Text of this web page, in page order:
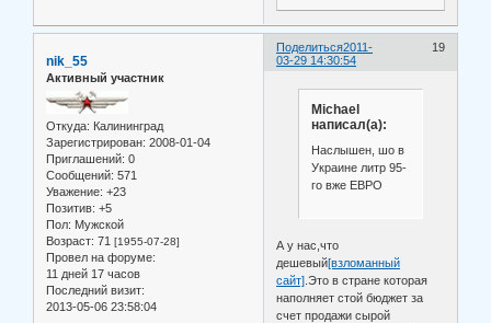
Поделиться 19
2011-
03-29 14:30:54
nik_55
Активный участник
Откуда: Калининград
Зарегистрирован: 2008-01-04
Приглашений: 0
Сообщений: 571
Уважение: +23
Позитив: +5
Пол: Мужской
Возраст: 71 [1955-07-28]
Провел на форуме:
11 дней 17 часов
Последний визит:
2013-05-06 23:58:04
Michael
написал(а):
Наслышен, шо в
Украине литр 95-
го вже ЕВРО
А у нас,что
дешевый[взломанный
сайт] .Это в стране которая
наполняет стой бюджет за
счет продажи сырой